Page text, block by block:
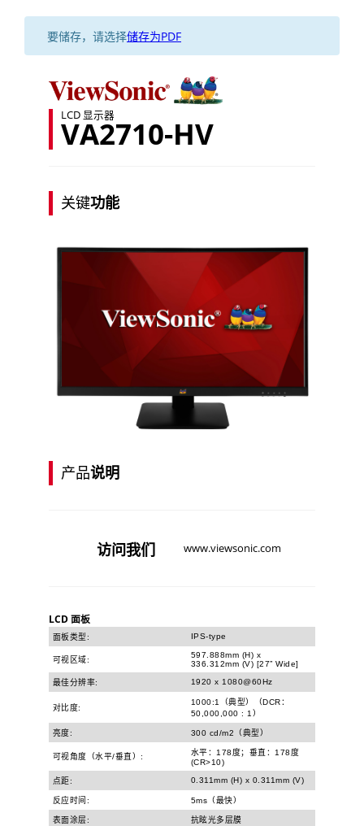
要储存，请选择储存为PDF
LCD 显示器
VA2710-HV
关键功能
产品说明
访问我们 www.viewsonic.com
LCD 面板
面板类型: IPS-type
可视区域:
597.888mm (H) x
336.312mm (V) [27” Wide]
最佳分辨率: 1920 x 1080@60Hz
对比度:
1000:1（典型）（DCR：
50,000,000 : 1）
亮度: 300 cd/m2（典型）
可视角度（水平/垂直）:
水平：178度；垂直：178度
(CR>10)
点距: 0.311mm (H) x 0.311mm (V)
反应时间: 5ms（最快）
表面涂层: 抗眩光多层膜